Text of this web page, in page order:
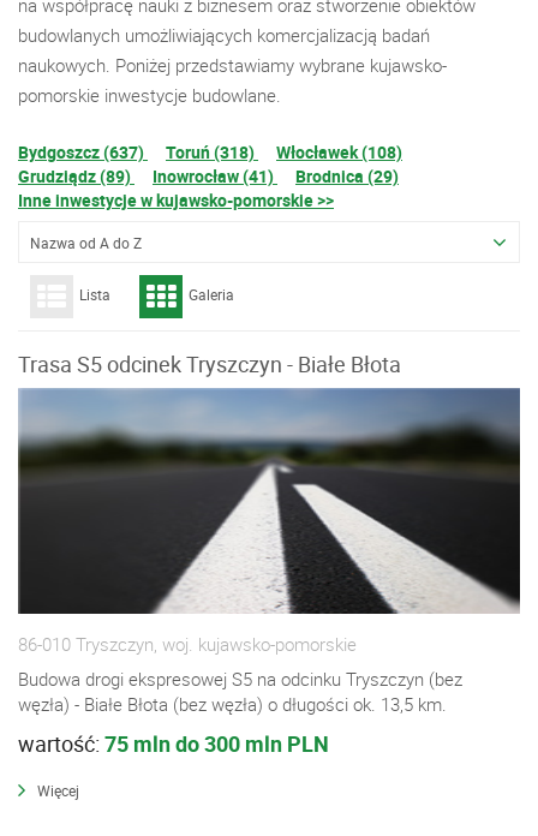
na współpracę nauki z biznesem oraz stworzenie obiektów
budowlanych umożliwiających komercjalizacją badań
naukowych. Poniżej przedstawiamy wybrane kujawsko-
pomorskie inwestycje budowlane.
Bydgoszcz (637) Toruń (318)
Włocławek (108)
Grudziądz (89)
Inowrocław (41)
Brodnica (29)
Inne inwestycje w kujawsko-pomorskie >>
Nazwa od A do Z
Lista Galeria
Trasa S5 odcinek Tryszczyn - Białe Błota
86-010 Tryszczyn, woj. kujawsko-pomorskie
Budowa drogi ekspresowej S5 na odcinku Tryszczyn (bez
węzła) - Białe Błota (bez węzła) o długości ok. 13,5 km.
wartość: 75 mln do 300 mln PLN
Więcej